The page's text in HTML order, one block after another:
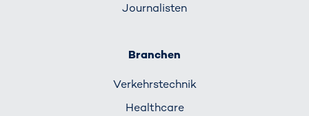
Journalisten
Branchen
Verkehrs­technik
Healthcare